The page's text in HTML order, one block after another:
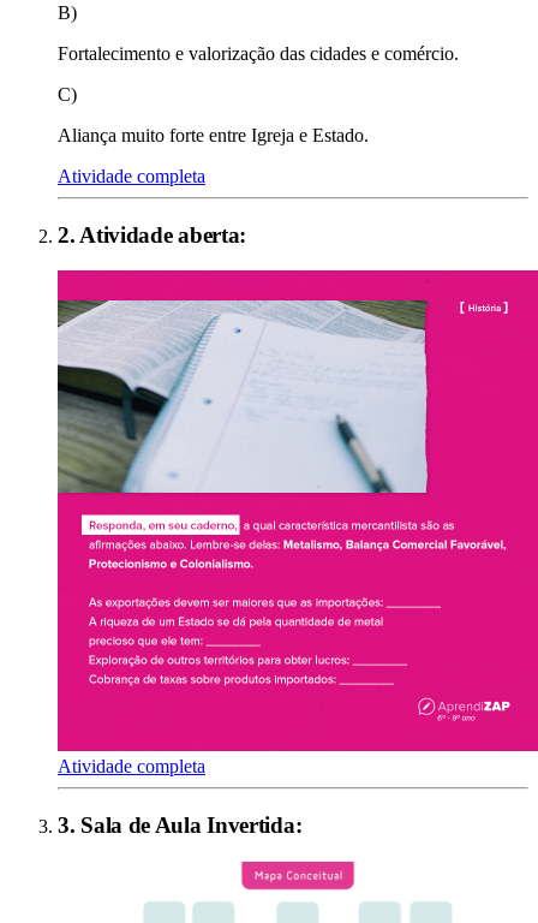
B)
Fortalecimento e valorização das cidades e comércio.
C)
Aliança muito forte entre Igreja e Estado.
Atividade completa
2. Atividade aberta:
Atividade completa
3. Sala de Aula Invertida: